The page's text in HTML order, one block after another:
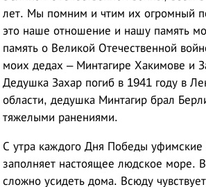
лет. Мы помним и чтим их огромный
это наше отношение и нашу память
память о Великой Отечественной
моих дедах – Минтагире Хакимове и
Дедушка Захар погиб в 1941 году в
области, дедушка Минтагир брал
тяжелыми ранениями.
С утра каждого Дня Победы уфимские
заполняет настоящее людское море.
сложно усидеть дома. Всюду